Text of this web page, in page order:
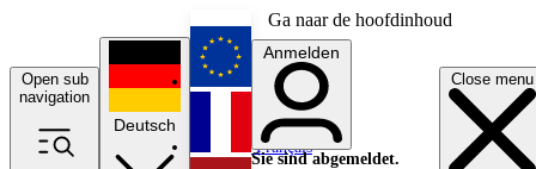
Ga naar de hoofdinhoud
Open sub
navigation
Close menu
Deutsch
English
Français
Anmelden
Sie sind abgemeldet.